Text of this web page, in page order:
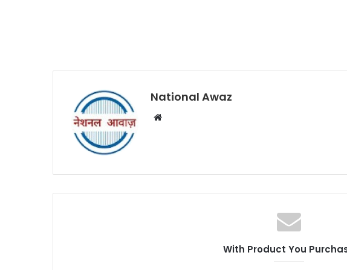
National Awaz
i
With Product You